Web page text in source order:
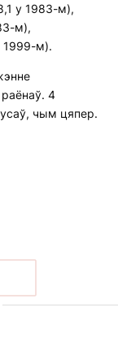
у 1983-м),
м),
1999-м).
4
чым цяпер.